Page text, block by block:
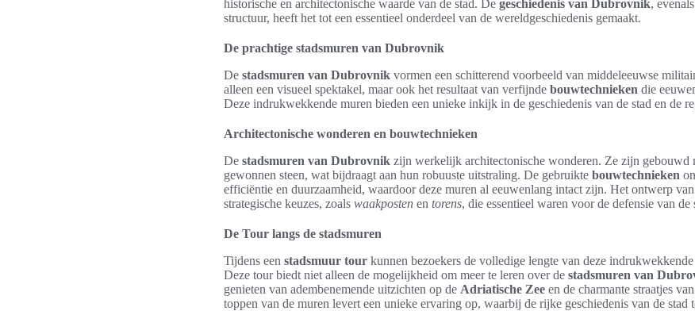
historische en architectonische waarde van de stad. De geschiedenis van Dubrovnik,
structuur, heeft het tot een essentieel onderdeel van de wereldgeschiedenis gemaakt.
De prachtige stadsmuren van Dubrovnik
De stadsmuren van Dubrovnik vormen een schitterend voorbeeld van middeleeuwse
alleen een visueel spektakel, maar ook het resultaat van verfijnde bouwtechnieken die
Deze indrukwekkende muren bieden een unieke inkijk in de geschiedenis van de stad en de
Architectonische wonderen en bouwtechnieken
De stadsmuren van Dubrovnik zijn werkelijk architectonische wonderen. Ze zijn gebouwd
gewonnen steen, wat bijdraagt aan hun robuuste uitstraling. De gebruikte bouwtechnieken
efficiëntie en duurzaamheid, waardoor deze muren al eeuwenlang intact zijn. Het ontwerp
strategische keuzes, zoals waakposten en torens, die essentieel waren voor de defensie van de
De Tour langs de stadsmuren
Tijdens een stadsmuur tour kunnen bezoekers de volledige lengte van deze
Deze tour biedt niet alleen de mogelijkheid om meer te leren over de stadsmuren van
genieten van adembenemende uitzichten op de Adriatische Zee en de charmante straatjes
toppen van de muren levert een unieke ervaring op, waarbij de rijke geschiedenis van de stad